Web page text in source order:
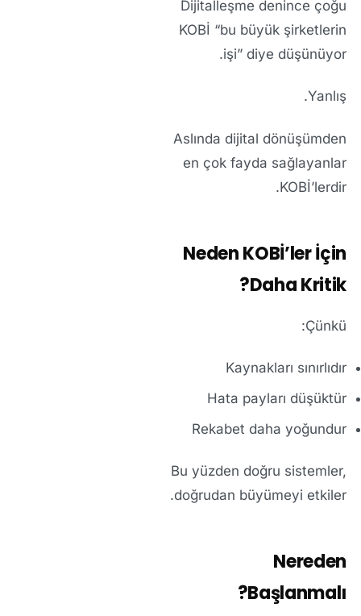
Dijitalleşme denince çoğu
KOBİ “bu büyük şirketlerin
işi” diye düşünüyor.
Yanlış.
Aslında dijital dönüşümden
en çok fayda sağlayanlar
KOBİ’lerdir.
Neden KOBİ’ler İçin
Daha Kritik?
Çünkü:
Kaynakları sınırlıdır
Hata payları düşüktür
Rekabet daha yoğundur
Bu yüzden doğru sistemler,
doğrudan büyümeyi etkiler.
Nereden
Başlanmalı?